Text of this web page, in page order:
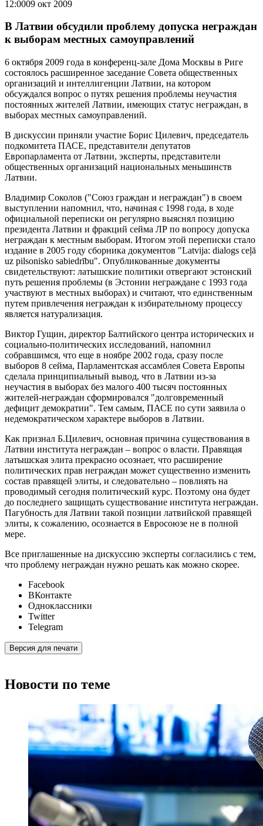
12:0009 окт 2009
В Латвии обсудили проблему допуска неграждан
к выборам местных самоуправлений
6 октября 2009 года в конференц-зале Дома Москвы в Риге
состоялось расширенное заседание Совета общественных
организаций и интеллигенции Латвии, на котором
обсуждался вопрос о путях решения проблемы неучастия
постоянных жителей Латвии, имеющих статус неграждан, в
выборах местных самоуправлений.
В дискуссии приняли участие Борис Цилевич, председатель
подкомитета ПАСЕ, представители депутатов
Европарламента от Латвии, эксперты, представители
общественных организаций национальных меньшинств
Латвии.
Владимир Соколов ("Союз граждан и неграждан") в своем
выступлении напомнил, что, начиная с 1998 года, в ходе
официальной переписки он регулярно выяснял позицию
президента Латвии и фракций сейма ЛР по вопросу допуска
неграждан к местным выборам. Итогом этой переписки стало
издание в 2005 году сборника документов "Latvija: dialogs ceļā
uz pilsonisko sabiedrību". Опубликованные документы
свидетельствуют: латышские политики отвергают эстонский
путь решения проблемы (в Эстонии неграждане с 1993 года
участвуют в местных выборах) и считают, что единственным
путем привлечения неграждан к избирательному процессу
является натурализация.
Виктор Гущин, директор Балтийского центра исторических и
социально-политических исследований, напомнил
собравшимся, что еще в ноябре 2002 года, сразу после
выборов 8 сейма, Парламентская ассамблея Совета Европы
сделала принципиальный вывод, что в Латвии из-за
неучастия в выборах без малого 400 тысяч постоянных
жителей-неграждан сформировался "долговременный
дефицит демократии". Тем самым, ПАСЕ по сути заявила о
недемократическом характере выборов в Латвии.
Как признал Б.Цилевич, основная причина существования в
Латвии института неграждан – вопрос о власти. Правящая
латышская элита прекрасно осознает, что расширение
политических прав неграждан может существенно изменить
состав правящей элиты, и следовательно – повлиять на
проводимый сегодня политический курс. Поэтому она будет
до последнего защищать существование института неграждан.
Пагубность для Латвии такой позиции латвийской правящей
элиты, к сожалению, осознается в Евросоюзе не в полной
мере.
Все приглашенные на дискуссию эксперты согласились с тем,
что проблему неграждан нужно решать как можно скорее.
Facebook
ВКонтакте
Одноклассники
Twitter
Telegram
Версия для печати
Новости по теме